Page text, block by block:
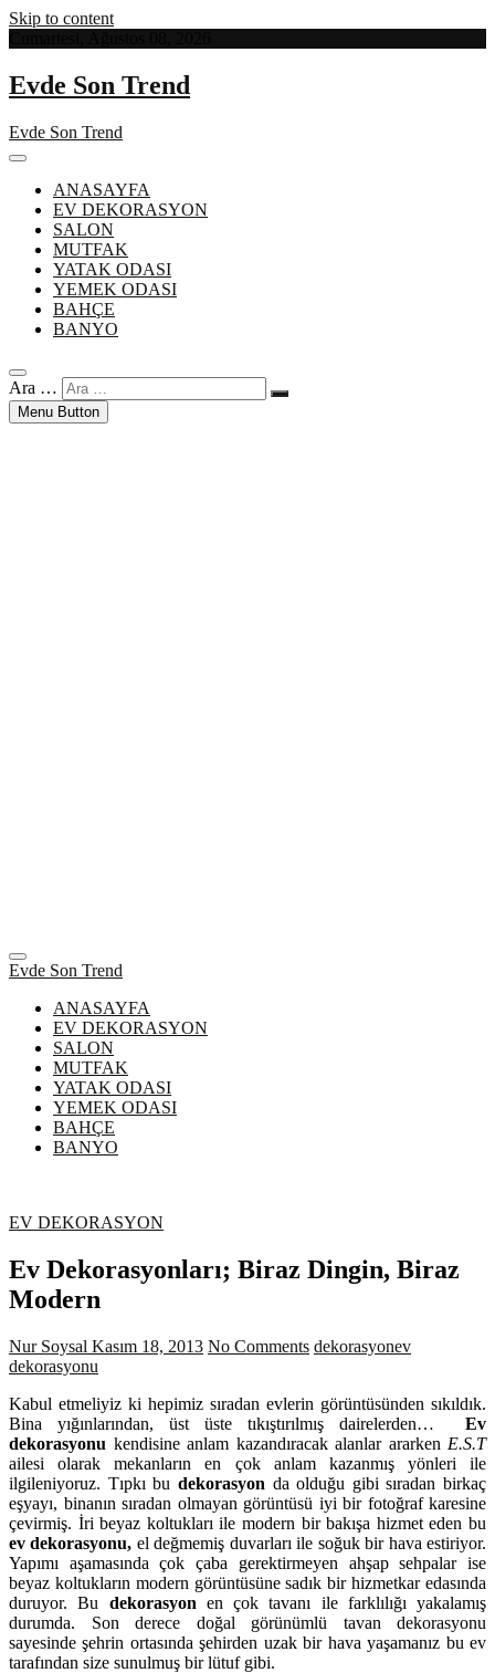
Skip to content
Evde Son Trend
Evde Son Trend
ANASAYFA
EV DEKORASYON
SALON
MUTFAK
YATAK ODASI
YEMEK ODASI
BAHÇE
BANYO
Ara …
Menu Button
Evde Son Trend
ANASAYFA
EV DEKORASYON
SALON
MUTFAK
YATAK ODASI
YEMEK ODASI
BAHÇE
BANYO
EV DEKORASYON
Ev Dekorasyonları; Biraz Dingin, Biraz
Modern
Nur Soysal Kasım 18, 2013 No Comments dekorasyonev
dekorasyonu
Kabul etmeliyiz ki hepimiz sıradan evlerin görüntüsünden sıkıldık.
Bina yığınlarından, üst üste tıkıştırılmış dairelerden… Ev
dekorasyonu kendisine anlam kazandıracak alanlar ararken E.S.T
ailesi olarak mekanların en çok anlam kazanmış yönleri ile
ilgileniyoruz. Tıpkı bu dekorasyon da olduğu gibi sıradan birkaç
eşyayı, binanın sıradan olmayan görüntüsü iyi bir fotoğraf karesine
çevirmiş. İri beyaz koltukları ile modern bir bakışa hizmet eden bu
ev dekorasyonu, el değmemiş duvarları ile soğuk bir hava estiriyor.
Yapımı aşamasında çok çaba gerektirmeyen ahşap sehpalar ise
beyaz koltukların modern görüntüsüne sadık bir hizmetkar edasında
duruyor. Bu dekorasyon en çok tavanı ile farklılığı yakalamış
durumda. Son derece doğal görünümlü tavan dekorasyonu
sayesinde şehrin ortasında şehirden uzak bir hava yaşamanız bu ev
tarafından size sunulmuş bir lütuf gibi.